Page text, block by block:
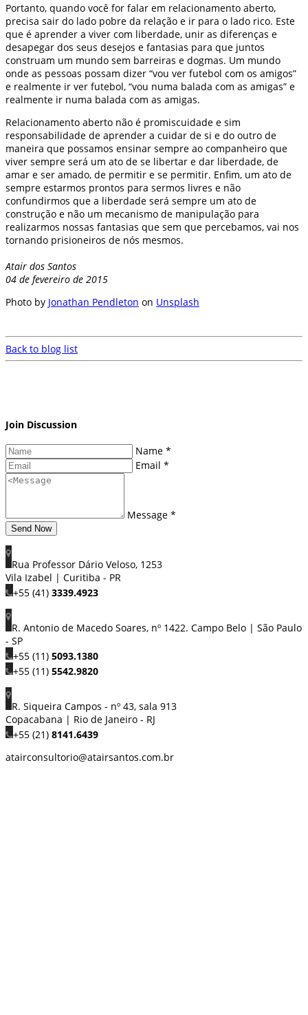
Portanto, quando você for falar em relacionamento aberto,
precisa sair do lado pobre da relação e ir para o lado rico. Este
que é aprender a viver com liberdade, unir as diferenças e
desapegar dos seus desejos e fantasias para que juntos
construam um mundo sem barreiras e dogmas. Um mundo
onde as pessoas possam dizer “vou ver futebol com os amigos”
e realmente ir ver futebol, “vou numa balada com as amigas” e
realmente ir numa balada com as amigas.
Relacionamento aberto não é promiscuidade e sim
responsabilidade de aprender a cuidar de si e do outro de
maneira que possamos ensinar sempre ao companheiro que
viver sempre será um ato de se libertar e dar liberdade, de
amar e ser amado, de permitir e se permitir. Enfim, um ato de
sempre estarmos prontos para sermos livres e não
confundirmos que a liberdade será sempre um ato de
construção e não um mecanismo de manipulação para
realizarmos nossas fantasias que sem que percebamos, vai nos
tornando prisioneiros de nós mesmos.
Atair dos Santos
04 de fevereiro de 2015
Photo by Jonathan Pendleton on Unsplash
Back to blog list
Join Discussion
Name *
Email *
Message *
Send Now
Rua Professor Dário Veloso, 1253
Vila Izabel | Curitiba - PR
+55 (41) 3339.4923
R. Antonio de Macedo Soares, nº 1422. Campo Belo | São Paulo
- SP
+55 (11) 5093.1380
+55 (11) 5542.9820
R. Siqueira Campos - nº 43, sala 913
Copacabana | Rio de Janeiro - RJ
+55 (21) 8141.6439
atairconsultorio@atairsantos.com.br